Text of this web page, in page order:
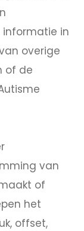
in
overige
of de
van
of
het
offset,